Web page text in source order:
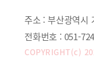
주소 : 부산광역시
전화번호 : 051-
COPYRIGHT(c)